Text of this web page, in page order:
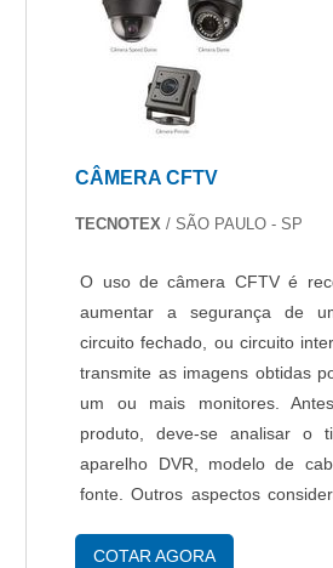
CÂMERA CFTV
TECNOTEX/ SÃO PAULO - SP
O uso de câmera CFTV é
aumentar a segurança de
circuito fechado, ou circuito
transmite as imagens obtidas
um ou mais monitores.
produto, deve-se analisar o
aparelho DVR, modelo de
fonte. Outros aspectos
interno ou externo. Existem
COTAR AGORA